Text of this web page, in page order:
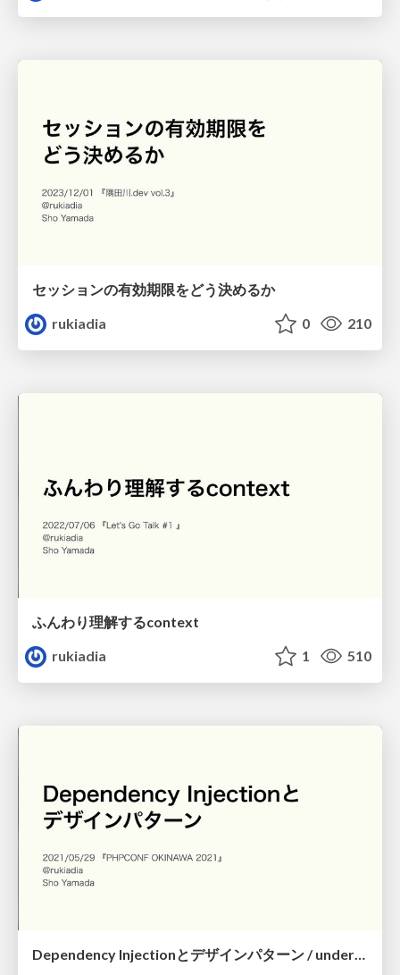
セッションの有効期限をどう決めるか
rukiadia
0 210
ふんわり理解するcontext
rukiadia
1 510
Dependency Injectionとデザインパターン / understand_di_and_design_patterns